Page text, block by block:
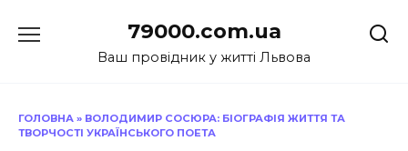
до
79000.com.ua
Ваш провідник у житті Львова
ГОЛОВНА » ВОЛОДИМИР СОСЮРА: БІОГРАФІЯ ЖИТТЯ ТА
ТВОРЧОСТІ УКРАЇНСЬКОГО ПОЕТА